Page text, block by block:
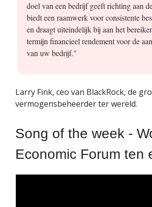
doel van een bedrijf geeft richting aan
biedt een raamwerk voor consistente
en draagt ​​uiteindelijk bij aan het
termijn financieel rendement voor de
van uw bedrijf."
Larry Fink, ceo van BlackRock, de
vermogensbeheerder ter wereld.
Song of the week -
Economic Forum ten